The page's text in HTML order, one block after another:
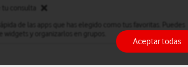
consulta
y organizarlos en grupos.
Aceptar todas